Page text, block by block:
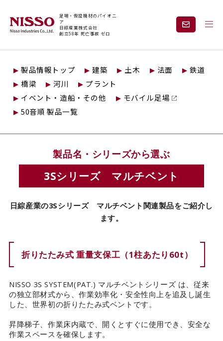
足場・仮設機材のパイオニ
ア
日綜産業株式会社
創立58年 死亡事故 ゼロ
企業情報
現場紹介
レンタル 採用情報
見積依頼・お問い合わせ
製品情報トップ 建築 土木 法面
鉄道
橋梁
河川
プラント
イベント・造船・その他
モバイル足場
50音順 製品一覧
製品名・シリーズから選ぶ
3Sシリーズ マルチベント
日綜産業の3Sシリーズ マルチベント関連製品をご紹介し
ます。
折りたたみ式 重量支保工（1柱あたり60t）
NISSO 3S SYSTEM(PAT.) マルチベントシリーズ は、従来
の独立部材式から、作業効率化・安全性向上を追及し誕生
した、世界初の折りたたみ式ベントです。
昇降梯子、作業床内蔵で、開くとすぐに使用でき、安全な
作業スペースを確保します。